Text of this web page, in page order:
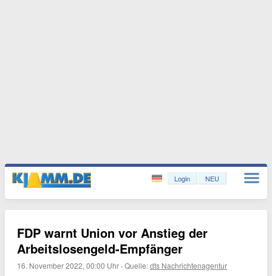
Login NEU
FDP warnt Union vor Anstieg der
Arbeitslosengeld-Empfänger
16. November 2022, 00:00 Uhr ·Quelle:dts Nachrichtenagentur